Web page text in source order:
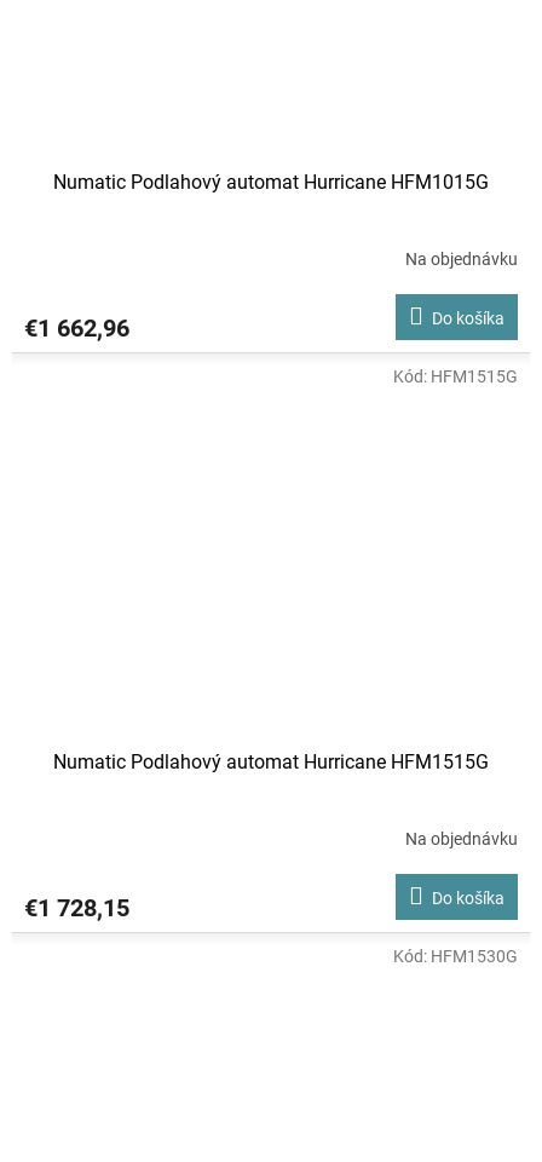
Numatic Podlahový automat Hurricane HFM1015G
Na objednávku
€1 662,96 Do košíka
Numatic Podlahový automat Hurricane HFM1515G
Na objednávku
€1 728,15 Do košíka
Kód: HFM1515G
Kód: HFM1530G